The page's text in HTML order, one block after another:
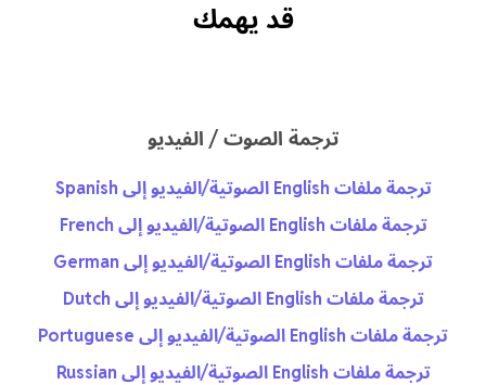
قد يهمك
ترجمة الصوت / الفيديو
ترجمة ملفات English الصوتية/الفيديو إلى Spanish
ترجمة ملفات English الصوتية/الفيديو إلى French
ترجمة ملفات English الصوتية/الفيديو إلى German
ترجمة ملفات English الصوتية/الفيديو إلى Dutch
ترجمة ملفات English الصوتية/الفيديو إلى Portuguese
ترجمة ملفات English الصوتية/الفيديو إلى Russian